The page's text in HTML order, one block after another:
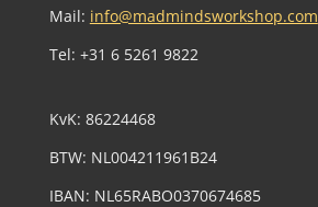
Mail: info@madmindsworkshop.com
Tel: +31 6 5261 9822
KvK: 86224468
BTW: NL004211961B24
IBAN: NL65RABO0370674685